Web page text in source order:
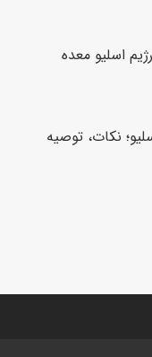
اسلیو معده
نکات، توصیه